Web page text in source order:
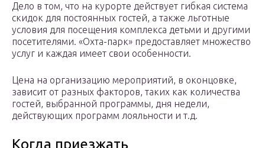
Дело в том, что на курорте действует гибкая система
скидок для постоянных гостей, а также льготные
условия для посещения комплекса детьми и другими
посетителями. «Охта-парк» предоставляет множество
услуг и каждая имеет свои особенности.
Цена на организацию мероприятий, в оконцовке,
зависит от разных факторов, таких как количества
гостей, выбранной программы, дня недели,
действующих программ лояльности и т.д.
Когда приезжать